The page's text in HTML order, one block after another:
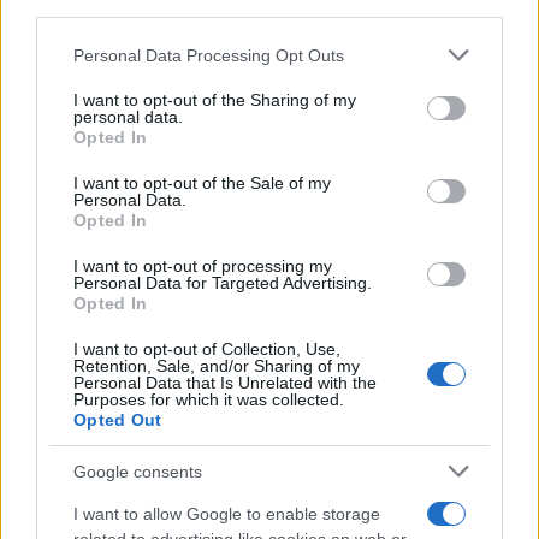
Please note that this website/app uses one or more Google
not limited to your visit or usage behaviour. You may click to
grant or deny consent to Google and its third-party tags to
use your data for below specified purposes in below Google
consent section.
Personal Data Processing Opt Outs
I want to opt-out of the Sharing of my
personal data.
Opted In
I want to opt-out of the Sale of my
Personal Data.
Opted In
I want to opt-out of processing my
Personal Data for Targeted Advertising.
Opted In
I want to opt-out of Collection, Use,
Retention, Sale, and/or Sharing of my
Personal Data that Is Unrelated with the
Purposes for which it was collected.
Opted Out
Google consents
I want to allow Google to enable storage